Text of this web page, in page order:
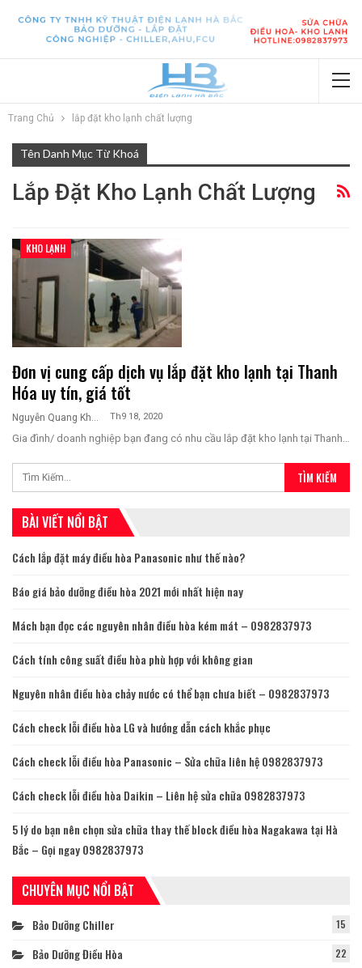
Trang Chủ lắp đặt kho lạnh chất lượng
Tên Danh Mục Từ Khoá
Lắp Đặt Kho Lạnh Chất Lượng
KHO LẠNH
Đơn vị cung cấp dịch vụ lắp đặt kho lạnh tại Thanh
Hóa uy tín, giá tốt
Nguyễn Quang Khương Th9 18, 2020
Gia đình/ doanh nghiệp bạn đang có nhu cầu lắp đặt kho lạnh tại Thanh…
BÀI VIẾT NỔI BẬT
Cách lắp đặt máy điều hòa Panasonic như thế nào?
Báo giá bảo dưỡng điều hòa 2021 mới nhất hiện nay
Mách bạn đọc các nguyên nhân điều hòa kém mát – 0982837973
Cách tính công suất điều hòa phù hợp với không gian
Nguyên nhân điều hòa chảy nước có thể bạn chưa biết – 0982837973
Cách check lỗi điều hòa LG và hướng dẫn cách khắc phục
Cách check lỗi điều hòa Panasonic – Sửa chữa liên hệ 0982837973
Cách check lỗi điều hòa Daikin – Liên hệ sửa chữa 0982837973
5 lý do bạn nên chọn sửa chữa thay thế block điều hòa Nagakawa tại Hà
Bắc – Gọi ngay 0982837973
CHUYÊN MỤC NỔI BẬT
Bảo Dưỡng Chiller 15
Bảo Dưỡng Điều Hòa 22